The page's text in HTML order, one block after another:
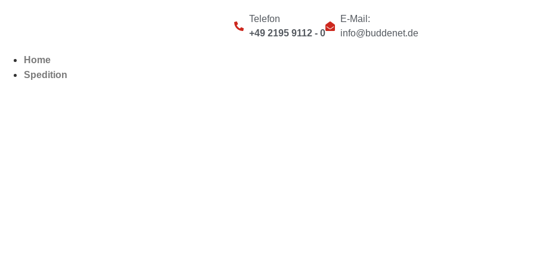
Telefon
+49 2195 9112 - 0
E-Mail:
info@buddenet.de
Home
Spedition